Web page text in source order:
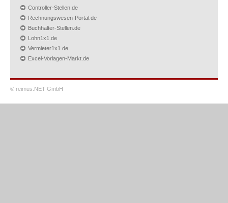
Controller-Stellen.de
Rechnungswesen-Portal.de
Buchhalter-Stellen.de
Lohn1x1.de
Vermieter1x1.de
Excel-Vorlagen-Markt.de
© reimus.NET GmbH